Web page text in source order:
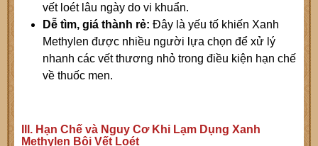
vết loét lâu ngày do vi khuẩn.
Dễ tìm, giá thành rẻ: Đây là yếu tố khiến Xanh
Methylen được nhiều người lựa chọn để xử lý
nhanh các vết thương nhỏ trong điều kiện hạn chế
về thuốc men.
III. Hạn Chế và Nguy Cơ Khi Lạm Dụng Xanh
Methylen Bôi Vết Loét